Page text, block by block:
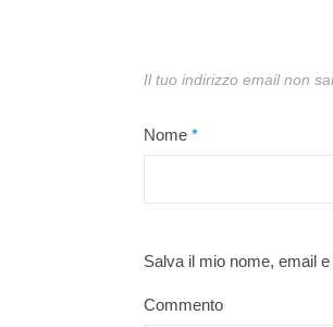
Il tuo indirizzo email non
Nome *
Salva il mio nome, email
Commento